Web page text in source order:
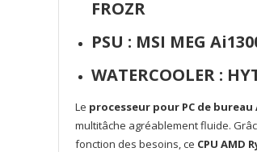
FROZR
PSU : MSI MEG
WATERCOOLER :
Le processeur pour PC de bureau
multitâche agréablement fluide.
fonction des besoins, ce CPU AMD